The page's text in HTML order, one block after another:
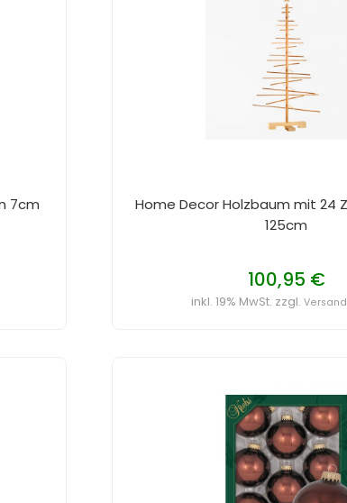
7cm
Home Decor Holzbaum mit 24
125cm
100,95 €
inkl. 19% MwSt. zzgl.